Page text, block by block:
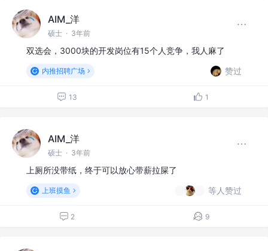
AIM_洋
硕士 · 3年前
双选会，3000块的开发岗位有15个人竞争，我人麻了
内推招聘广场 赞过
13 1
AIM_洋
硕士 · 3年前
上厕所没带纸，终于可以放心带薪拉屎了
上班摸鱼 等人赞过
2 9